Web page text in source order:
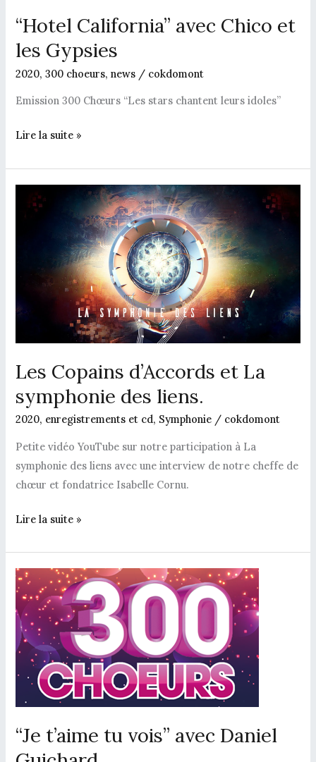
“Hotel California” avec Chico et
les Gypsies
2020,300 choeurs,news / cokdomont
Emission 300 Chœurs “Les stars chantent leurs idoles”
Lire la suite »
Les Copains d’Accords et La
symphonie des liens.
2020, enregistrements et cd, Symphonie / cokdomont
Petite vidéo YouTube sur notre participation à La
symphonie des liens avec une interview de notre cheffe de
chœur et fondatrice Isabelle Cornu.
Copains
symphonie
des
Lire la suite »
“Je t’aime tu vois” avec Daniel
“Je
t’aime
tu
vois”
avec
Daniel
Guichard